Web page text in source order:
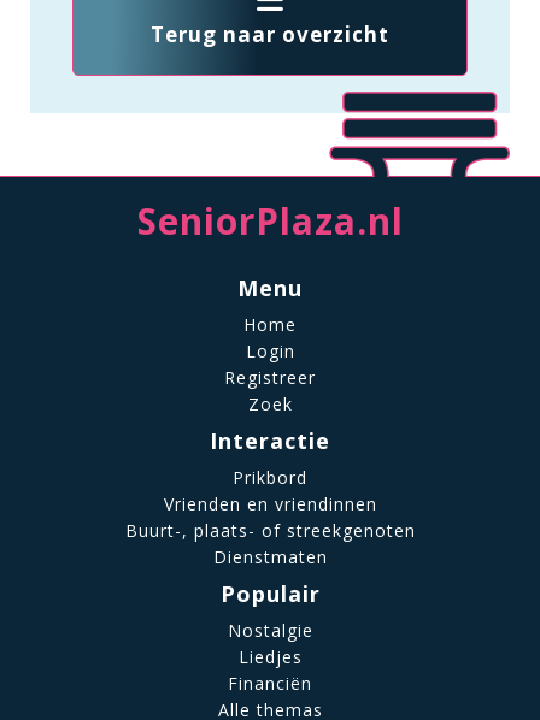
Terug naar overzicht
SeniorPlaza.nl
Menu
Home
Login
Registreer
Zoek
Interactie
Prikbord
Vrienden en vriendinnen
Buurt-, plaats- of streekgenoten
Dienstmaten
Populair
Nostalgie
Liedjes
Financiën
Alle themas